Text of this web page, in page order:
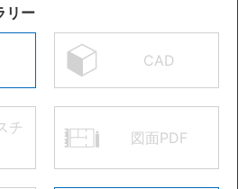
リー
CAD
チ
図面PDF